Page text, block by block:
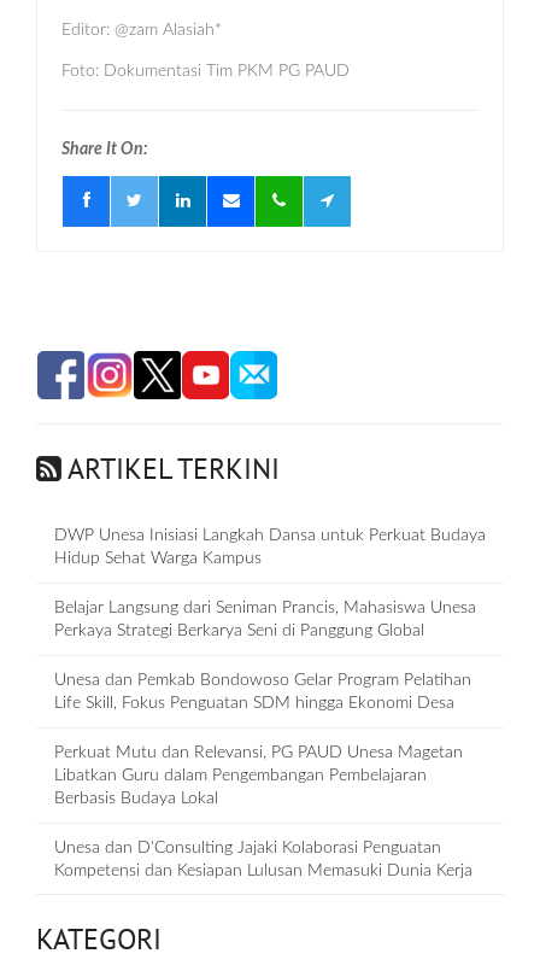
Editor: @zam Alasiah*
Foto: Dokumentasi Tim PKM PG PAUD
Share It On:
ARTIKEL TERKINI
DWP Unesa Inisiasi Langkah Dansa untuk Perkuat Budaya
Hidup Sehat Warga Kampus
Belajar Langsung dari Seniman Prancis, Mahasiswa Unesa
Perkaya Strategi Berkarya Seni di Panggung Global
Unesa dan Pemkab Bondowoso Gelar Program Pelatihan
Life Skill, Fokus Penguatan SDM hingga Ekonomi Desa
Perkuat Mutu dan Relevansi, PG PAUD Unesa Magetan
Libatkan Guru dalam Pengembangan Pembelajaran
Berbasis Budaya Lokal
Unesa dan D‘Consulting Jajaki Kolaborasi Penguatan
Kompetensi dan Kesiapan Lulusan Memasuki Dunia Kerja
KATEGORI